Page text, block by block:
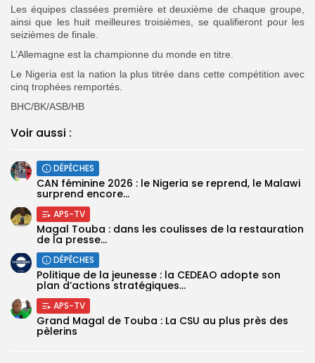
Les équipes classées première et deuxième de chaque groupe,
ainsi que les huit meilleures troisièmes, se qualifieront pour les
seizièmes de finale.
L’Allemagne est la championne du monde en titre.
Le Nigeria est la nation la plus titrée dans cette compétition avec
cinq trophées remportés.
BHC/BK/ASB/HB
Voir aussi :
DÉPÊCHES
‎CAN féminine 2026 : le Nigeria se reprend, le Malawi
surprend encore...
APS-TV
Magal Touba : dans les coulisses de la restauration
de la presse...
DÉPÊCHES
Politique de la jeunesse : la CEDEAO adopte son
plan d’actions stratégiques...
APS-TV
Grand Magal de Touba : La CSU au plus près des
pèlerins